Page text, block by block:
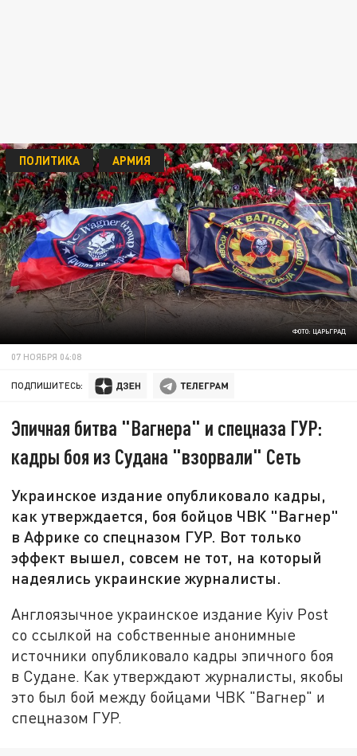
ФОТО: ЦАРЬГРАД
ПОЛИТИКА АРМИЯ
07 НОЯБРЯ 04:08
ПОДПИШИТЕСЬ:
Эпичная битва "Вагнера" и спецназа ГУР:
кадры боя из Судана "взорвали" Сеть
Украинское издание опубликовало кадры,
как утверждается, боя бойцов ЧВК "Вагнер"
в Африке со спецназом ГУР. Вот только
эффект вышел, совсем не тот, на который
надеялись украинские журналисты.
Англоязычное украинское издание Kyiv Post
со ссылкой на собственные анонимные
источники опубликовало кадры эпичного боя
в Судане. Как утверждают журналисты, якобы
это был бой между бойцами ЧВК "Вагнер" и
спецназом ГУР.